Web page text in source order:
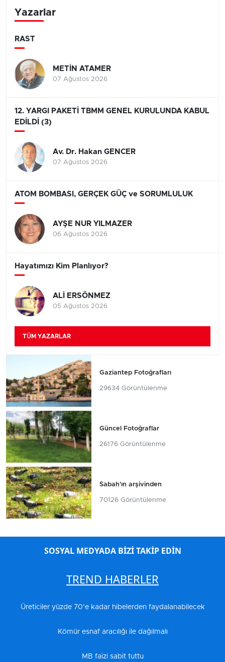
Yazarlar
RAST
METİN ATAMER
07 Ağustos 2026
12. YARGI PAKETİ TBMM GENEL KURULUNDA KABUL
EDİLDİ (3)
Av. Dr. Hakan GENCER
07 Ağustos 2026
ATOM BOMBASI, GERÇEK GÜÇ ve SORUMLULUK
AYŞE NUR YILMAZER
06 Ağustos 2026
Hayatımızı Kim Planlıyor?
ALİ ERSÖNMEZ
05 Ağustos 2026
TÜM YAZARLAR
Gaziantep Fotoğrafları
29634 Görüntülenme
Güncel Fotoğraflar
26176 Görüntülenme
Sabah'ın arşivinden
70126 Görüntülenme
SOSYAL MEDYADA BİZİ TAKİP EDİN
TREND HABERLER
Üreticiler yüzde 70’e kadar hibelerden faydalanabilecek
Kömür esnaf aracılığı ile dağılmalı
MB faizi sabit tuttu